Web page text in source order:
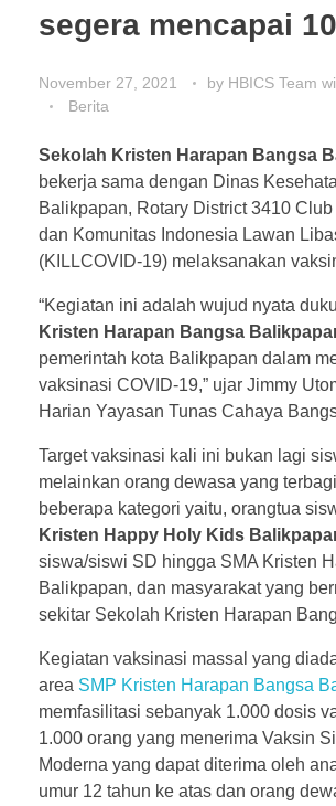
segera mencapai
November 27, 2021 by HBICS Team
Berita
Sekolah Kristen Harapan Bangsa
bekerja sama dengan Dinas
Balikpapan, Rotary District 3410
dan Komunitas Indonesia Lawan
(KILLCOVID-19) melaksanakan
“Kegiatan ini adalah wujud nyata
Kristen Harapan Bangsa
pemerintah kota Balikpapan dalam
vaksinasi COVID-19,” ujar Jimmy
Harian Yayasan Tunas Cahaya
Target vaksinasi kali ini bukan lagi
melainkan orang dewasa yang
beberapa kategori yaitu, orangtua
Kristen Happy Holy Kids
siswa/siswi SD hingga SMA Kristen
Balikpapan, dan masyarakat yang
sekitar Sekolah Kristen Harapan
Kegiatan vaksinasi massal yang
area SMP Kristen Harapan Bangsa
memfasilitasi sebanyak 1.000 dosis
1.000 orang yang menerima Vaksin
Moderna yang dapat diterima oleh
umur 12 tahun ke atas dan orang